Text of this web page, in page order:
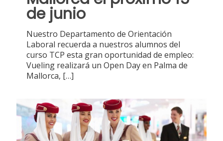
de junio
Nuestro Departamento de Orientación
Laboral recuerda a nuestros alumnos del
curso TCP esta gran oportunidad de empleo:
Vueling realizará un Open Day en Palma de
Mallorca, […]